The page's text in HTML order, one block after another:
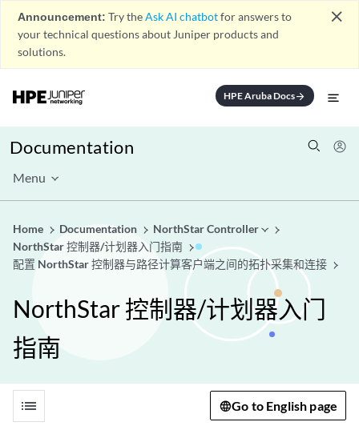
Announcement: Try theAsk AI chatbotfor answers to
your technical questions about Juniper products and
solutions.
close
HPE Aruba Docsarrow_forward
Documentation
Menu
Home Documentation
NorthStar Controller
NorthStar 控制器/计划器入门指南
配置 NorthStar 控制器与路径计算客户端之间的拓扑采集和连接
NorthStar 控制器/计划器入门
指南
list Go to English page